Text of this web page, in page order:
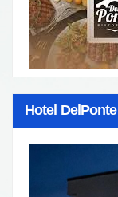
Hotel DelPonte